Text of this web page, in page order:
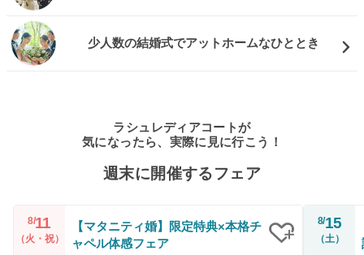
少人数の結婚式でアットホームなひととき
ラシュレディアコートが
気になったら、実際に見に行こう！
週末に開催するフェア
8/11
（火・祝）
【マタニティ婚】限定特典×本格チ
ャペル体感フェア
8/15
（土）